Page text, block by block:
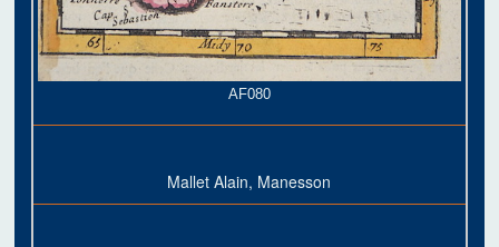
AF080
Mallet Alain, Manesson